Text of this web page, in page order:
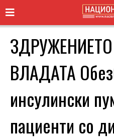
ВЛАДАТА
инсулински
пациенти со